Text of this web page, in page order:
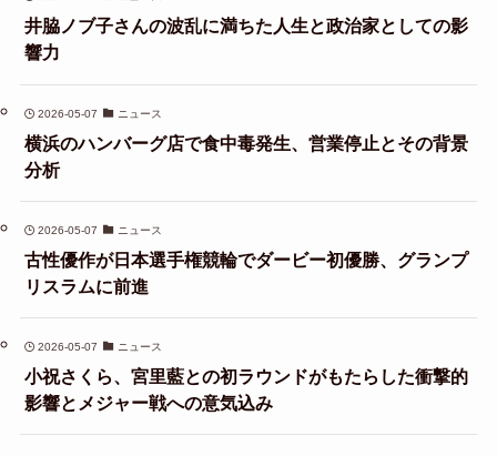
井脇ノブ子さんの波乱に満ちた人生と政治家としての影
響力
2026-05-07 ニュース
横浜のハンバーグ店で食中毒発生、営業停止とその背景
分析
2026-05-07 ニュース
古性優作が日本選手権競輪でダービー初優勝、グランプ
リスラムに前進
2026-05-07 ニュース
小祝さくら、宮里藍との初ラウンドがもたらした衝撃的
影響とメジャー戦への意気込み